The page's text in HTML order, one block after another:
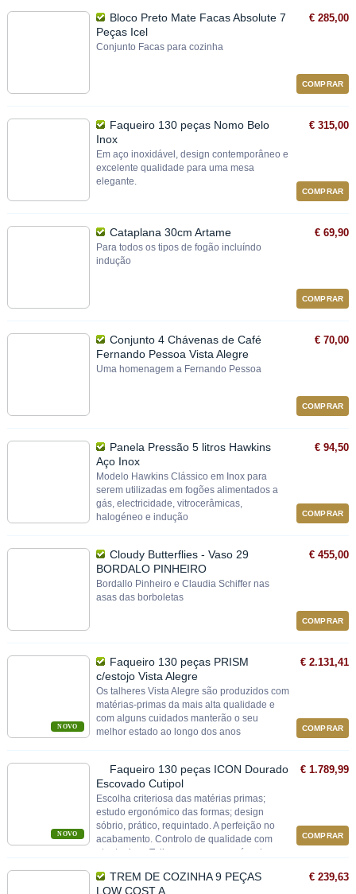
Bloco Preto Mate Facas Absolute 7
Peças Icel
Conjunto Facas para cozinha
€ 285,00
COMPRAR
Faqueiro 130 peças Nomo Belo
Inox
Em aço inoxidável, design contemporâneo e
excelente qualidade para uma mesa
elegante.
€ 315,00
COMPRAR
Cataplana 30cm Artame
Para todos os tipos de fogão incluíndo
indução
€ 69,90
COMPRAR
Conjunto 4 Chávenas de Café
Fernando Pessoa Vista Alegre
Uma homenagem a Fernando Pessoa
€ 70,00
COMPRAR
Panela Pressão 5 litros Hawkins
Aço Inox
Modelo Hawkins Clássico em Inox para
serem utilizadas em fogões alimentados a
gás, electricidade, vitrocerâmicas,
halogéneo e indução
€ 94,50
COMPRAR
Cloudy Butterflies - Vaso 29
BORDALO PINHEIRO
Bordallo Pinheiro e Claudia Schiffer nas
asas das borboletas
€ 455,00
COMPRAR
NOVO
Faqueiro 130 peças PRISM
c/estojo Vista Alegre
Os talheres Vista Alegre são produzidos com
matérias-primas da mais alta qualidade e
com alguns cuidados manterão o seu
melhor estado ao longo dos anos
€ 2.131,41
COMPRAR
NOVO
Faqueiro 130 peças ICON Dourado
Escovado Cutipol
Escolha criteriosa das matérias primas;
estudo ergonómico das formas; design
sóbrio, prático, requintado. A perfeição no
acabamento. Controlo de qualidade com
atento rigor. Talheres em cromo-níquel
€ 1.789,99
COMPRAR
TREM DE COZINHA 9 PEÇAS
LOW COST A
€ 239,63